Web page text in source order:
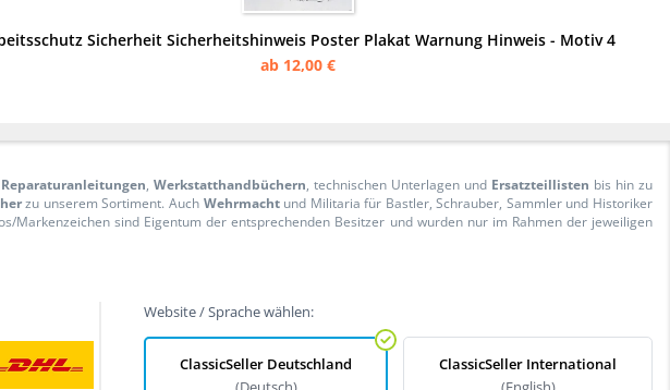
Sicherheit Sicherheitshinweis Poster Plakat Warnung Hinweis - Motiv 4
ab 12,00 €
Reparaturanleitungen,Werkstatthandbüchern, technischen Unterlagen und Ersatzteillisten bis hin zu
zu unserem Sortiment. Auch Wehrmachtund Militaria für Bastler, Schrauber, Sammler und Historiker
Markenzeichen sind Eigentum der entsprechenden Besitzer und wurden nur im Rahmen der jeweiligen
Website / Sprache wählen:
ClassicSeller Deutschland
ClassicSeller International